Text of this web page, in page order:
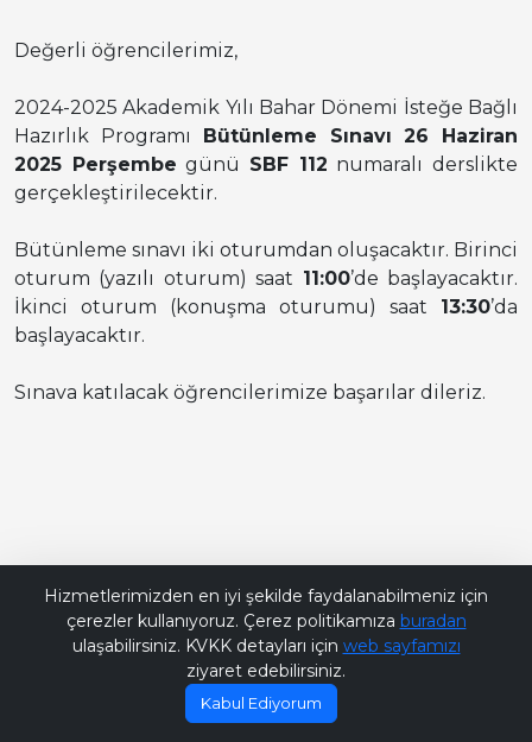
Değerli öğrencilerimiz,
2024-2025 Akademik Yılı Bahar Dönemi İsteğe Bağlı
Hazırlık Programı Bütünleme Sınavı 26 Haziran
2025 Perşembe günü SBF 112 numaralı derslikte
gerçekleştirilecektir.
Bütünleme sınavı iki oturumdan oluşacaktır. Birinci
oturum (yazılı oturum) saat 11:00’de başlayacaktır.
İkinci oturum (konuşma oturumu) saat 13:30’da
başlayacaktır.
Sınava katılacak öğrencilerimize başarılar dileriz.
Hizmetlerimizden en iyi şekilde faydalanabilmeniz için
çerezler kullanıyoruz. Çerez politikamıza buradan
ulaşabilirsiniz. KVKK detayları için web sayfamızı
ziyaret edebilirsiniz.
Kabul Ediyorum
Bana Soru Sor | Ask Me